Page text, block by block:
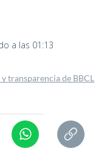
a las 01:13
y transparencia de BBCL